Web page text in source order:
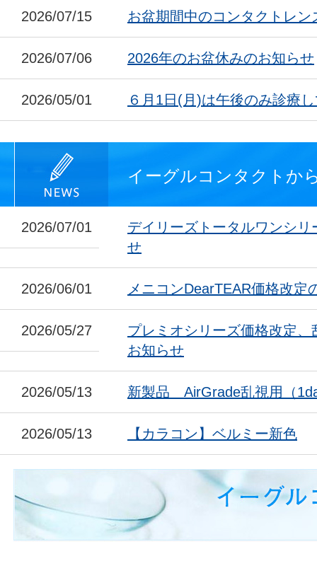
2026/07/15 お盆期間中のコンタクトレン
2026/07/06 2026年のお盆休みのお知らせ
2026/05/01 ６月1日(月)は午後のみ診療
イーグルコンタクトか
2026/07/01
デイリーズトータルワンシ
せ
2026/06/01 メニコンDearTEAR価格改定
2026/05/27
プレミオシリーズ価格改定
お知らせ
2026/05/13 新製品 AirGrade乱視用（
2026/05/13 【カラコン】ベルミー新色